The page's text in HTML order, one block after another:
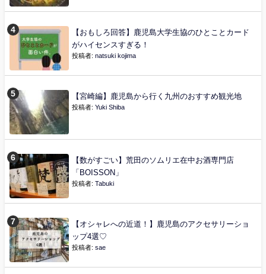
【おもしろ回答】鹿児島大学生協のひとことカード
がハイセンスすぎる！
投稿者: natsuki kojima
【宮崎編】鹿児島から行く九州のおすすめ観光地
投稿者: Yuki Shiba
【数がすごい】荒田のソムリエ在中お酒専門店
「BOISSON」
投稿者: Tabuki
【オシャレへの近道！】鹿児島のアクセサリーショ
ップ4選♡
投稿者: sae